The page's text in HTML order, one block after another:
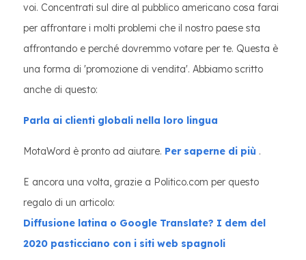
voi. Concentrati sul dire al pubblico americano cosa farai
per affrontare i molti problemi che il nostro paese sta
affrontando e perché dovremmo votare per te. Questa è
una forma di 'promozione di vendita'. Abbiamo scritto
anche di questo:
Parla ai clienti globali nella loro lingua
MotaWord è pronto ad aiutare. Per saperne di più .
E ancora una volta, grazie a Politico.com per questo
regalo di un articolo:
Diffusione latina o Google Translate? I dem del
2020 pasticciano con i siti web spagnoli